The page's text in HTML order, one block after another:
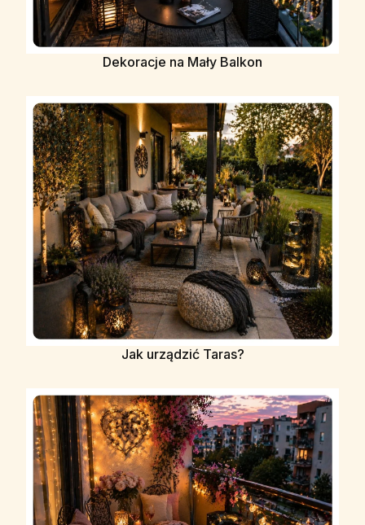
Dekoracje na Mały Balkon
Jak urządzić Taras?